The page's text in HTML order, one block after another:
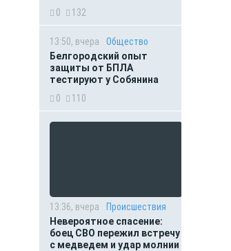
0
132
13:50, вчера
Общество
Белгородский опыт
защиты от БПЛА
тестируют у Собянина
0
110
13:36, вчера
Происшествия
Невероятное спасение:
боец СВО пережил встречу
с медведем и удар молнии